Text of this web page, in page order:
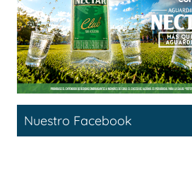
Nuestro Facebook